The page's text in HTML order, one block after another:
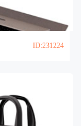
ID:231224